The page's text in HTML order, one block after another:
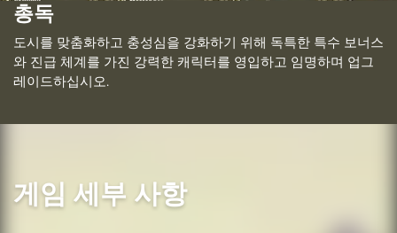
총독
도시를 맞춤화하고 충성심을 강화하기 위해 독특한 특수 보너스
와 진급 체계를 가진 강력한 캐릭터를 영입하고 임명하며 업그
레이드하십시오.
게임 세부 사항